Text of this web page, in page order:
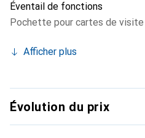
Éventail de fonctions
Pochette pour cartes de visite
Afficher plus
Évolution du prix